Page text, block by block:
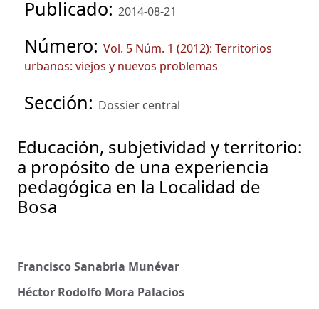
Publicado: 2014-08-21
Número: Vol. 5 Núm. 1 (2012): Territorios
urbanos: viejos y nuevos problemas
Sección: Dossier central
Educación, subjetividad y territorio:
a propósito de una experiencia
pedagógica en la Localidad de
Bosa
Francisco Sanabria Munévar
Héctor Rodolfo Mora Palacios